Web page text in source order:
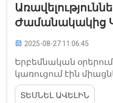
Ժամանակակից
2025-08-27 11:06:45
Երբեմնական
կառուցում էին
տեղափոխման վրա,
ուզում էին կյանք
ՏԵՍՆԵԼ ԱՎԵԼԻՆ